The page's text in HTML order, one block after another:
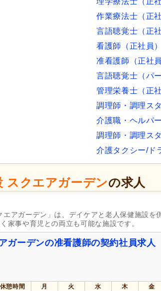
作業療法士（正社
言語聴覚士（正社
看護師（正社員）
准看護師（正社員
言語聴覚士（パ
管理栄養士（正社
調理師・調理ス
介護職・ヘルパ
調理師・調理ス
介護タクシー/ド
スクエアガーデンの求人
エアガーデン」は、デイケアと老人保健施設を
家事や育児との両立も可能な施設です。
ガーデンの准看護師の契約社員求人
休憩時間 月 火 水 木 金